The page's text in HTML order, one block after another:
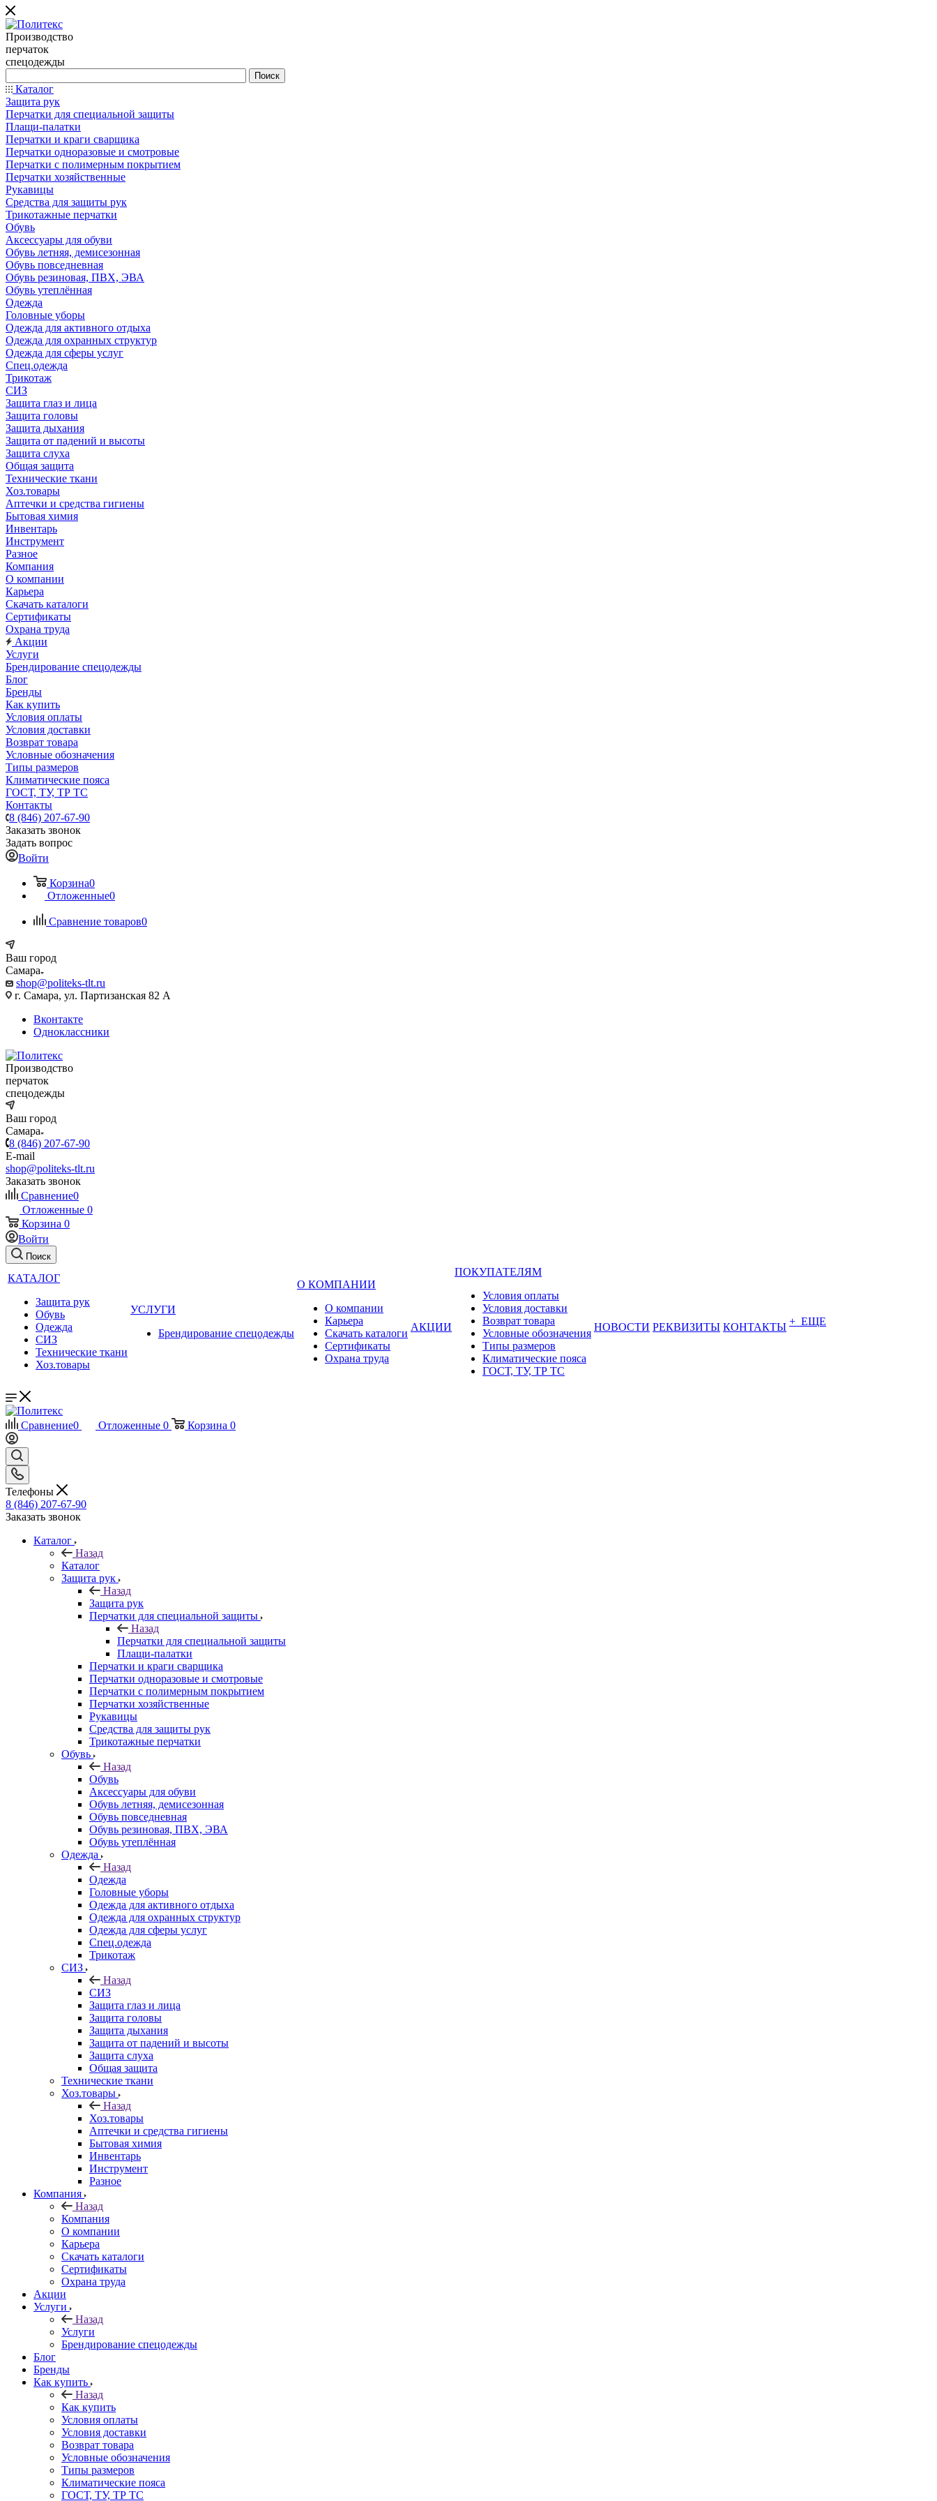
Производство
перчаток
спецодежды
Каталог
Защита рук
Перчатки для специальной защиты
Плащи-палатки
Перчатки и краги сварщика
Перчатки одноразовые и смотровые
Перчатки с полимерным покрытием
Перчатки хозяйственные
Рукавицы
Средства для защиты рук
Трикотажные перчатки
Обувь
Аксессуары для обуви
Обувь летняя, демисезонная
Обувь повседневная
Обувь резиновая, ПВХ, ЭВА
Обувь утеплённая
Одежда
Головные уборы
Одежда для активного отдыха
Одежда для охранных структур
Одежда для сферы услуг
Спец.одежда
Трикотаж
СИЗ
Защита глаз и лица
Защита головы
Защита дыхания
Защита от падений и высоты
Защита слуха
Общая защита
Технические ткани
Хоз.товары
Аптечки и средства гигиены
Бытовая химия
Инвентарь
Инструмент
Разное
Компания
О компании
Карьера
Cкачать каталоги
Сертификаты
Охрана труда
Акции
Услуги
Брендирование спецодежды
Блог
Бренды
Как купить
Условия оплаты
Условия доставки
Возврат товара
Условные обозначения
Типы размеров
Климатические пояса
ГОСТ, ТУ, ТР ТС
Контакты
8 (846) 207-67-90
Заказать звонок
Задать вопрос
Войти
Корзина0
Отложенные0
Сравнение товаров0
Ваш город
Самара
shop@politeks-tlt.ru
г. Самара, ул. Партизанская 82 А
Вконтакте
Одноклассники
Производство
перчаток
спецодежды
Ваш город
Самара
8 (846) 207-67-90
E-mail
shop@politeks-tlt.ru
Заказать звонок
Сравнение0
Отложенные 0
Корзина 0
Войти
Поиск
КАТАЛОГ
Защита рук
Обувь
Одежда
СИЗ
Технические ткани
Хоз.товары
УСЛУГИ
Брендирование спецодежды
О КОМПАНИИ
О компании
Карьера
Cкачать каталоги
Сертификаты
Охрана труда
АКЦИИ
ПОКУПАТЕЛЯМ
Условия оплаты
Условия доставки
Возврат товара
Условные обозначения
Типы размеров
Климатические пояса
ГОСТ, ТУ, ТР ТС
НОВОСТИ РЕКВИЗИТЫ КОНТАКТЫ + ЕЩЕ
Сравнение0 Отложенные 0 Корзина 0
Телефоны
8 (846) 207-67-90
Заказать звонок
Каталог
Назад
Каталог
Защита рук
Назад
Защита рук
Перчатки для специальной защиты
Назад
Перчатки для специальной защиты
Плащи-палатки
Перчатки и краги сварщика
Перчатки одноразовые и смотровые
Перчатки с полимерным покрытием
Перчатки хозяйственные
Рукавицы
Средства для защиты рук
Трикотажные перчатки
Обувь
Назад
Обувь
Аксессуары для обуви
Обувь летняя, демисезонная
Обувь повседневная
Обувь резиновая, ПВХ, ЭВА
Обувь утеплённая
Одежда
Назад
Одежда
Головные уборы
Одежда для активного отдыха
Одежда для охранных структур
Одежда для сферы услуг
Спец.одежда
Трикотаж
СИЗ
Назад
СИЗ
Защита глаз и лица
Защита головы
Защита дыхания
Защита от падений и высоты
Защита слуха
Общая защита
Технические ткани
Хоз.товары
Назад
Хоз.товары
Аптечки и средства гигиены
Бытовая химия
Инвентарь
Инструмент
Разное
Компания
Назад
Компания
О компании
Карьера
Cкачать каталоги
Сертификаты
Охрана труда
Акции
Услуги
Назад
Услуги
Брендирование спецодежды
Блог
Бренды
Как купить
Назад
Как купить
Условия оплаты
Условия доставки
Возврат товара
Условные обозначения
Типы размеров
Климатические пояса
ГОСТ, ТУ, ТР ТС